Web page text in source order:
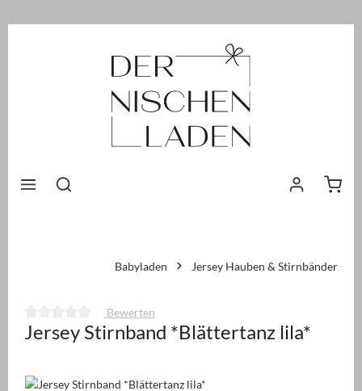
Babyladen Jersey Hauben & Stirnbänder
Durchschnittliche Bewertung von 0 von 5 Sternen
Bewerten
Jersey Stirnband *Blättertanz lila*
Bildergalerie überspringen